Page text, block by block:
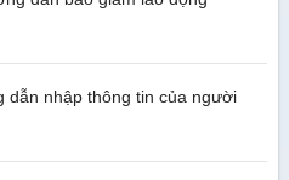
dẫn nhập thông tin của người